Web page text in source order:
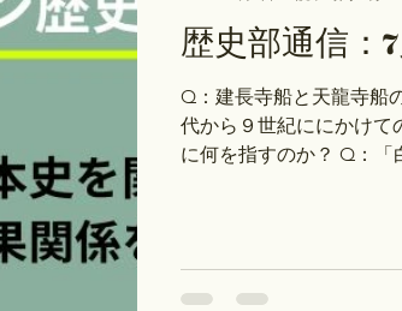
乱の時の「足軽」って、
の乱』によると、「足軽
歩兵」であって、「足
ことを「裏社会の住人
た、「慢性的な飢饉状況
歴史部通信：
Q：建長寺船と天龍寺船
代から９世紀ににかけて
に何を指すのか？ Q：
乱と国一揆～ 火：「火
政党内閣の成立～ 水：